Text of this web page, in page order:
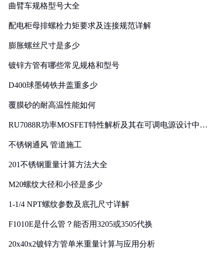
曲臂车规格型号大全
配电柜母排螺栓力矩要求及连接规范详解
膨胀螺丝尺寸是多少
镀锌方管有哪些常见规格和型号
D400球墨铸铁井盖重多少
覆膜砂的耐高温性能如何
RU7088R功率MOSFET特性解析及其在可调电源设计中的
不锈钢通风 管道施工
201不锈钢重量计算方法大全
M20螺纹大径和小径是多少
1-1/4 NPT螺纹参数及底孔尺寸详解
F1010E是什么管？能否用3205或3505代换
20x40x2镀锌方管单米重量计算与应用分析